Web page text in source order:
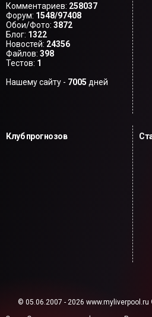
Комментариев: 258037
Форум: 1548/97408
Обои/Фото: 3872
Блог: 1322
Новостей: 24356
Файлов: 398
Тестов: 1
Нашему сайту - 7005 дней
Клуб прогнозов
© 05.06.2007 - 2026